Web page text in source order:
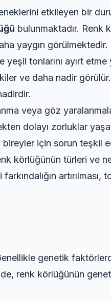
etkileyen bir
bulunmaktadır. Renk
yaygın görülmektedir.
tonlarını ayırt etme
ve daha nadir görülür.
veya göz
dolayı zorluklar
bireyler için sorun teşkil
körlüğünün türleri ve
artırılması,
genetik
renk körlüğünün